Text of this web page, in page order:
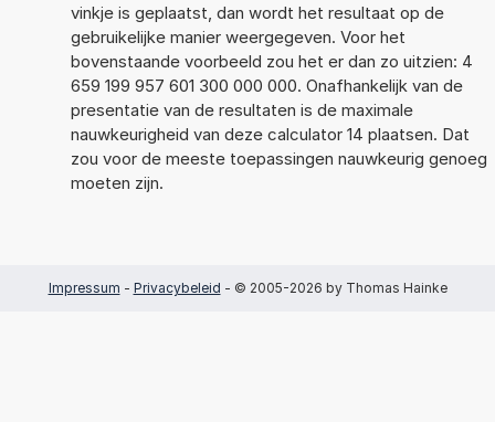
vinkje is geplaatst, dan wordt het resultaat op de
gebruikelijke manier weergegeven. Voor het
bovenstaande voorbeeld zou het er dan zo uitzien: 4
659 199 957 601 300 000 000. Onafhankelijk van de
presentatie van de resultaten is de maximale
nauwkeurigheid van deze calculator 14 plaatsen. Dat
zou voor de meeste toepassingen nauwkeurig genoeg
moeten zijn.
Impressum - Privacybeleid - © 2005-2026 by Thomas Hainke